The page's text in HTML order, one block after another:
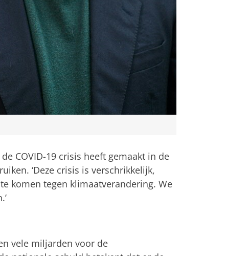
COVID-19 crisis heeft gemaakt in de
‘Deze crisis is verschrikkelijk,
komen tegen klimaatverandering. We
vele miljarden voor de